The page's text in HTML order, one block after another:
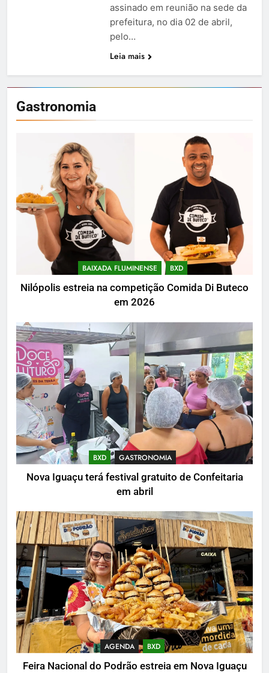
Gastronomia
BAIXADA FLUMINENSE BXD
Nilópolis estreia na competição Comida Di Buteco
em 2026
BXD GASTRONOMIA
Nova Iguaçu terá festival gratuito de Confeitaria
em abril
AGENDA BXD
Feira Nacional do Podrão estreia em Nova Iguaçu
assinado em reunião na sede da
prefeitura, no dia 02 de abril,
pelo…
Leia mais